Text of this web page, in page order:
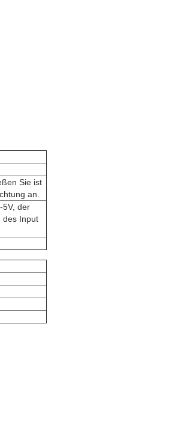
Sie ist
an.
5V, der
des Input